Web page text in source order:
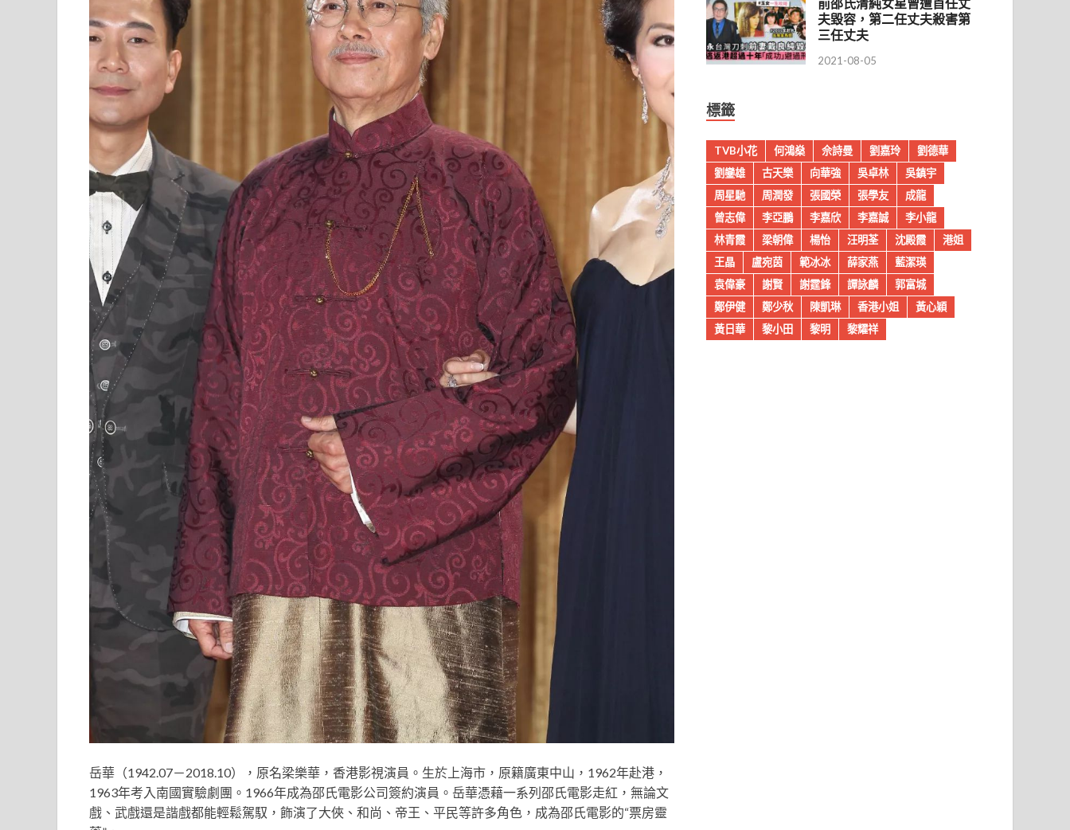
岳華（1942.07－2018.10），原名梁樂華，香港影視演員。生於上海市，原籍廣東中山，1962年赴港，
1963年考入南國實驗劇團。1966年成為邵氏電影公司簽約演員。岳華憑藉一系列邵氏電影走紅，無論文
戲、武戲還是諧戲都能輕鬆駕馭，飾演了大俠、和尚、帝王、平民等許多角色，成為邵氏電影的“票房靈
前邵氏清純女星曾遭首任丈
夫毀容，第二任丈夫殺害第
三任丈夫
2021-08-05
標籤
TVB小花 何鴻燊 佘詩曼 劉嘉玲
劉德華
劉鑾雄
古天樂 向華強 吳卓林
吳鎮宇
周星馳
周潤發 張國榮 張學友
成龍
曾志偉
李亞鵬 李嘉欣 李嘉誠
李小龍
林青霞
梁朝偉 楊怡 汪明荃 沈殿霞
港姐
王晶
盧宛茵 範冰冰 薛家燕
藍潔瑛
袁偉豪
謝賢 謝霆鋒 譚詠麟
郭富城
鄭伊健
鄭少秋 陳凱琳 香港小姐
黃心穎
黃日華
黎小田 黎明 黎耀祥